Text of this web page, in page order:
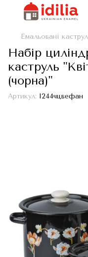
Емальовані
Набір
каструль
(чорна)"
Артикул: I244чцвефан